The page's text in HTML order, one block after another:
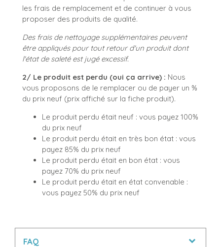
les frais de remplacement et de continuer à vous
proposer des produits de qualité.
Des frais de nettoyage supplémentaires peuvent
être appliqués pour tout retour d'un produit dont
l'état de saleté est jugé excessif.
2/ Le produit est perdu (oui ça arrive) : Nous
vous proposons de le remplacer ou de payer un %
du prix neuf (prix affiché sur la fiche produit).
Le produit perdu était neuf : vous payez 100%
du prix neuf
Le produit perdu était en très bon état : vous
payez 85% du prix neuf
Le produit perdu était en bon état : vous
payez 70% du prix neuf
Le produit perdu était en état convenable :
vous payez 50% du prix neuf
FAQ